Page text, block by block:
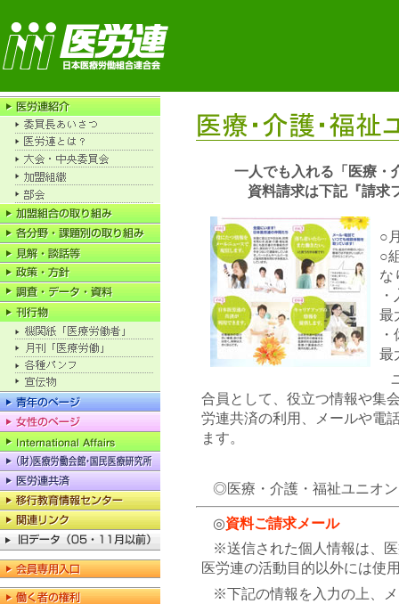
一人でも入れる「医療・
資料請求は下記『請求
○
○
な
最
最
合員として、役立つ情報や集
労連共済の利用、メールや電
ます。
◎医療・介護・福祉ユニオ
◎資料ご請求メール
※送信された個人情報は、
医労連の活動目的以外には使
※下記の情報を入力の上、